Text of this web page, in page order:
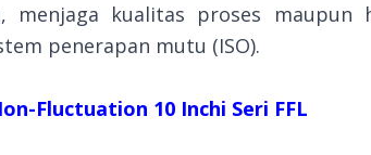
menjaga kualitas proses maupun
penerapan mutu (ISO).
Fluctuation 10 Inchi Seri FFL